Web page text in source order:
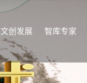
文创发展 智库专家